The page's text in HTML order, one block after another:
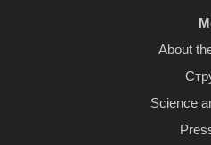
About
Science